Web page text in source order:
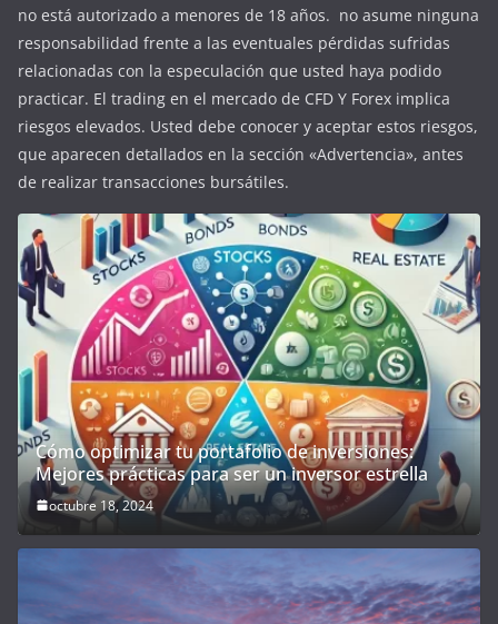
no está autorizado a menores de 18 años. no asume ninguna
responsabilidad frente a las eventuales pérdidas sufridas
relacionadas con la especulación que usted haya podido
practicar. El trading en el mercado de CFD Y Forex implica
riesgos elevados. Usted debe conocer y aceptar estos riesgos,
que aparecen detallados en la sección «Advertencia», antes
de realizar transacciones bursátiles.
Cómo optimizar tu portafolio de inversiones:
Mejores prácticas para ser un inversor estrella
octubre 18, 2024